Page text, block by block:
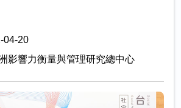
04-20
影響力衡量與管理研究總中心